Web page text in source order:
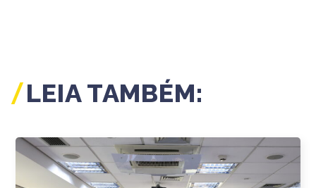
LEIA TAMBÉM: